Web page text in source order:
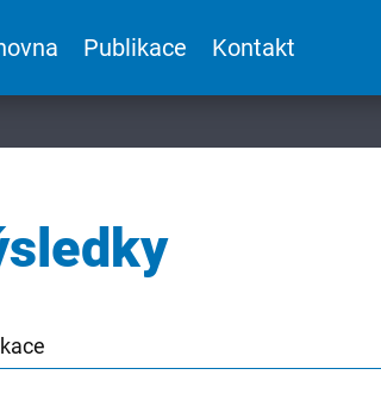
Publikace Kontakt